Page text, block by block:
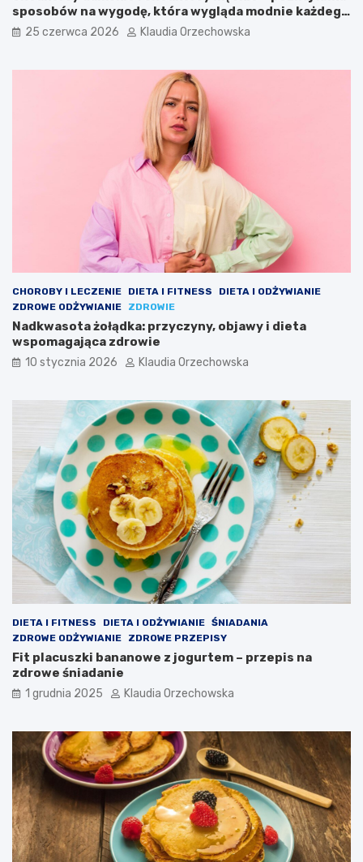
sposobów na wygodę, która wygląda modnie każdego
dnia25 czerwca 2026 Klaudia Orzechowska
CHOROBY I LECZENIE DIETA I FITNESS
DIETA I ODŻYWIANIE
ZDROWE ODŻYWIANIE
ZDROWIE
Nadkwasota żołądka: przyczyny, objawy i dieta
wspomagająca zdrowie
10 stycznia 2026 Klaudia Orzechowska
DIETA I FITNESS DIETA I ODŻYWIANIE ŚNIADANIA
ZDROWE ODŻYWIANIE
ZDROWE PRZEPISY
Fit placuszki bananowe z jogurtem – przepis na
zdrowe śniadanie
1 grudnia 2025 Klaudia Orzechowska